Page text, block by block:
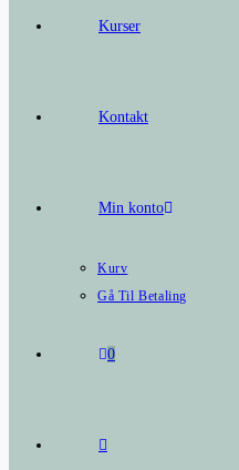
Kurser
Kontakt
Min konto
Kurv
Gå Til Betaling
0
Toggle